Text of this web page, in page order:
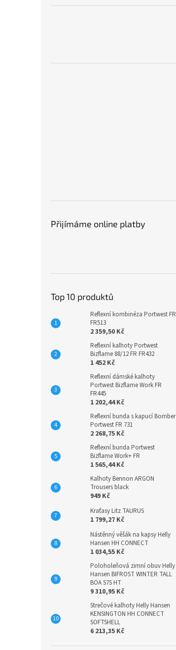
Přijímáme online platby
Top 10 produktů
Reflexní kombinéza Portwest FR
FR513
2 359,50 Kč
Reflexní kalhoty Portwest
Bizflame 88/12 FR FR432
1 452 Kč
Reflexní dámské kalhoty
Portwest Bizflame Work FR
FR445
1 202,44 Kč
Reflexní bunda s kapucí Bomber
Portwest FR 731
2 268,75 Kč
Reflexní bunda Portwest
Bizflame Work+ FR
1 565,44 Kč
Kalhoty Bennon ARGON
Trousers black
949 Kč
Kraťasy Litz TAURUS
1 799,27 Kč
Nástěnný věšák na kapsy Helly
Hansen HH CONNECT
1 034,55 Kč
Poloholeňová zimní obuv Helly
Hansen BIFROST WINTER TALL
BOA S7S HT
9 310,95 Kč
Strečové kalhoty Helly Hansen
KENSINGTON HH CONNECT
SOFTSHELL
6 213,35 Kč